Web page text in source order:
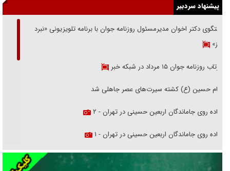
پیشنهاد سردبیر
گفتگوی دکتر اخوان مدیرمسئول روزنامه جوان با برنامه تلویزیونی «نبرد
هرمز»
بازتاب روزنامه جوان ۱۵ مرداد در شبکه خبر
امام حسین (ع) کشته سیرت‌های عصر جاهلی شد
پیاده روی جاماندگان اربعین حسینی در تهران - ۲
پیاده روی جاماندگان اربعین حسینی در تهران - ۱
فریاد‌ها و ناله‌های دوستان مبارزدلم را آتش می‌زد